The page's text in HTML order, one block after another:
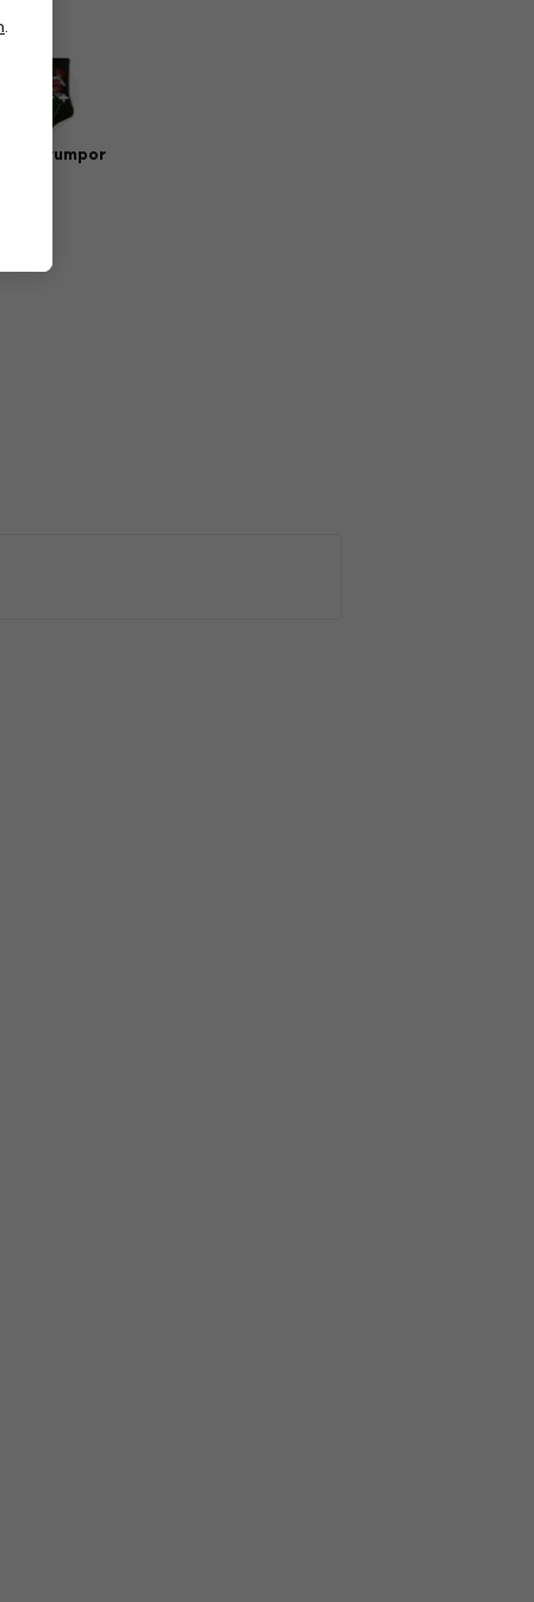
.
strumpor